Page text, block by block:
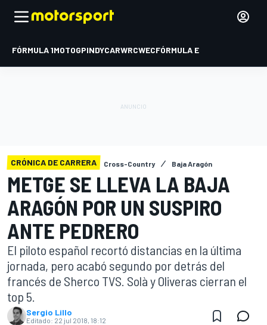
FÓRMULA 1MOTOGPINDYCARWRCWECFÓRMULA E
CRÓNICA DE CARRERA Cross-Country Baja Aragón
METGE SE LLEVA LA BAJA
ARAGÓN POR UN SUSPIRO
ANTE PEDRERO
El piloto español recortó distancias en la última
jornada, pero acabó segundo por detrás del
francés de Sherco TVS. Solà y Oliveras cierran el
top 5.
Sergio Lillo
Editado: 22 jul 2018, 18:12